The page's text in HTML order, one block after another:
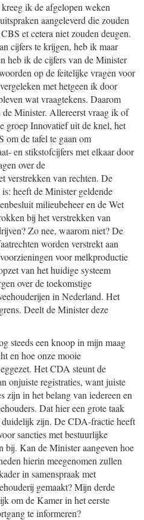
ik de afgelopen weken
aangeleverd die zouden
et cetera niet zouden deugen.
cijfers te krijgen, heb ik maar
heb ik de cijfers van de Minister
op de feitelijke vragen voor
met hetgeen ik door
wat vraagtekens. Daarom
Minister. Allereerst vraag ik of
groep Innovatief uit de knel, het
om de tafel te gaan om
en stikstofcijfers met elkaar door
over de
verstrekken van rechten. De
heeft de Minister geldende
milieubeheer en de Wet
bij het verstrekken van
Zo nee, waarom niet? De
worden verstrekt aan
voor melkproductie
van het huidige systeem
over de toekomstige
in Nederland. Het
Deelt de Minister deze
steeds een knoop in mijn maag
en hoe onze mooie
Het CDA steunt de
onjuiste registraties, want juiste
zijn in het belang van iedereen en
Dat hier een grote taak
zijn. De CDA-fractie heeft
sancties met bestuurlijke
bij. Kan de Minister aangeven hoe
hierin meegenomen zullen
in samenspraak met
gemaakt? Mijn derde
om de Kamer in het eerste
te informeren?